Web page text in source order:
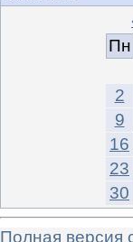
Пн
2
9
16
23
30
Полная версия